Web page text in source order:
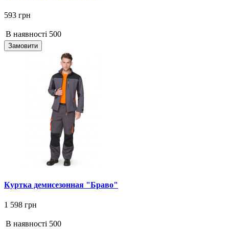
593 грн
В наявності 500
Замовити
Куртка демисезонная "Браво"
1 598 грн
В наявності 500